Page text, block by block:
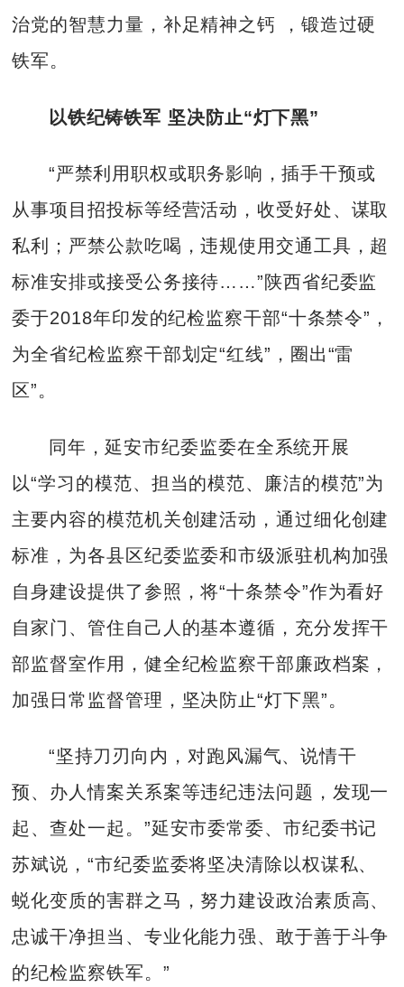
治党的智慧力量，补足精神之钙 ，锻造过硬
铁军。
以铁纪铸铁军 坚决防止“灯下黑”
“严禁利用职权或职务影响，插手干预或
从事项目招投标等经营活动，收受好处、谋取
私利；严禁公款吃喝，违规使用交通工具，超
标准安排或接受公务接待……”陕西省纪委监
委于2018年印发的纪检监察干部“十条禁令”，
为全省纪检监察干部划定“红线”，圈出“雷
区”。
同年，延安市纪委监委在全系统开展
以“学习的模范、担当的模范、廉洁的模范”为
主要内容的模范机关创建活动，通过细化创建
标准，为各县区纪委监委和市级派驻机构加强
自身建设提供了参照，将“十条禁令”作为看好
自家门、管住自己人的基本遵循，充分发挥干
部监督室作用，健全纪检监察干部廉政档案，
加强日常监督管理，坚决防止“灯下黑”。
“坚持刀刃向内，对跑风漏气、说情干
预、办人情案关系案等违纪违法问题，发现一
起、查处一起。”延安市委常委、市纪委书记
苏斌说，“市纪委监委将坚决清除以权谋私、
蜕化变质的害群之马，努力建设政治素质高、
忠诚干净担当、专业化能力强、敢于善于斗争
的纪检监察铁军。”